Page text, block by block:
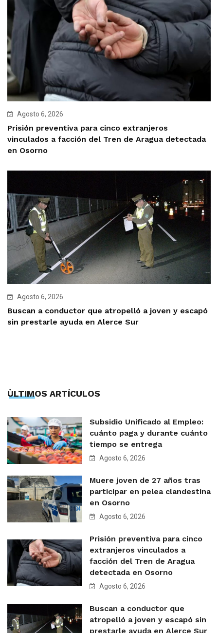
Agosto 6, 2026
Prisión preventiva para cinco extranjeros
vinculados a facción del Tren de Aragua detectada
en Osorno
Agosto 6, 2026
Buscan a conductor que atropelló a joven y escapó
sin prestarle ayuda en Alerce Sur
ÙLTIMOS ARTÍCULOS
Subsidio Unificado al Empleo:
cuánto paga y durante cuánto
tiempo se entrega
Agosto 6, 2026
Muere joven de 27 años tras
participar en pelea clandestina
en Osorno
Agosto 6, 2026
Prisión preventiva para cinco
extranjeros vinculados a
facción del Tren de Aragua
detectada en Osorno
Agosto 6, 2026
Buscan a conductor que
atropelló a joven y escapó sin
prestarle ayuda en Alerce Sur